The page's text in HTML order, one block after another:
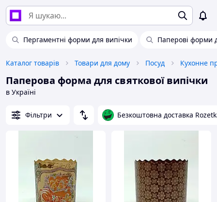
Пергаментні форми для випічки Паперові форми
Каталог товарів Товари для дому Посуд Кухонне
Паперова форма для святкової випічки
в Україні
Фільтри Безкоштовна доставка